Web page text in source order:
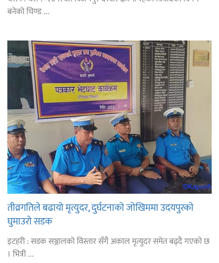
बनेको चिण्ड ...
तीव्रगतिले बढायो मृत्युदर, दुर्घटनाको जोखिममा उदयपुरको
घुमाउरो सडक
इटहरी : सडक सञ्जालको विस्तार सँगै अकाल मृत्युदर समेत बढ्दै गएको छ
। भित्री ...